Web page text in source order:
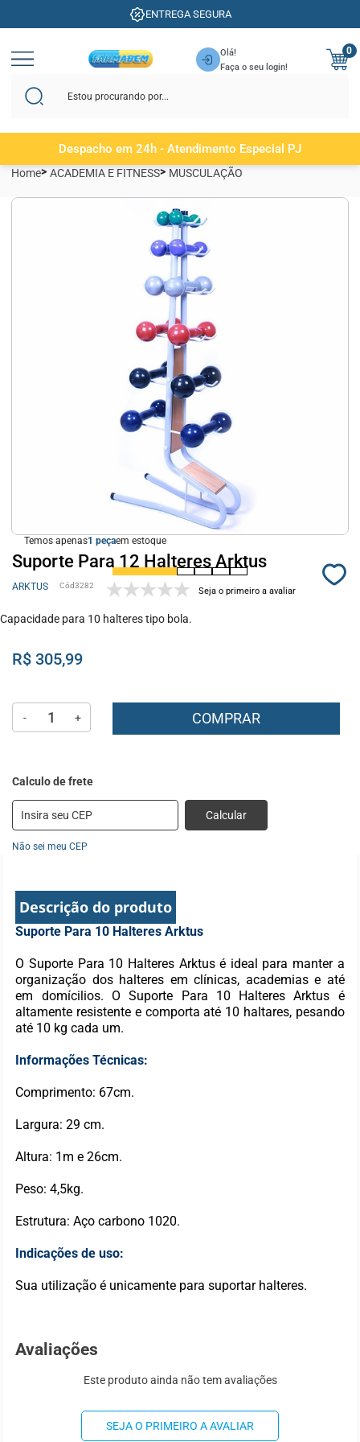
ENTREGA SEGURA
Olá!
Faça o seu login!
0
Despacho em 24h - Atendimento Especial PJ
Home ACADEMIA E FITNESS MUSCULAÇÃO
Temos apenas1 em estoque
Suporte Para 12 Halteres Arktus
ARKTUS 3282 Seja o primeiro a avaliar
Capacidade para 10 halteres tipo bola.
R$ 305,99
- + COMPRAR
Calcular
Não sei meu CEP
Descrição do produto
Suporte Para 10 Halteres Arktus
O Suporte Para 10 Halteres Arktus é ideal para manter a
organização dos halteres em clínicas, academias e até
em domícilios. O Suporte Para 10 Halteres Arktus é
altamente resistente e comporta até 10 haltares, pesando
até 10 kg cada um.
Informações Técnicas:
Comprimento: 67cm.
Largura: 29 cm.
Altura: 1m e 26cm.
Peso: 4,5kg.
Estrutura: Aço carbono 1020.
Indicações de uso:
Sua utilização é unicamente para suportar halteres.
Avaliações
Este produto ainda não tem avaliações
SEJA O PRIMEIRO A AVALIAR